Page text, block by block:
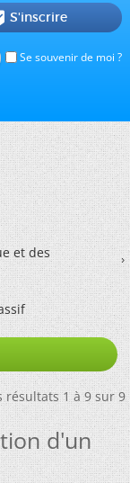
Se souvenir de moi ?
S'inscrire
et des
résultats 1 à 9 sur 9
d'un